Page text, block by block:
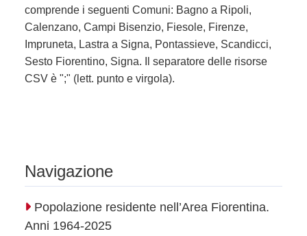
comprende i seguenti Comuni: Bagno a Ripoli,
Calenzano, Campi Bisenzio, Fiesole, Firenze,
Impruneta, Lastra a Signa, Pontassieve, Scandicci,
Sesto Fiorentino, Signa. Il separatore delle risorse
CSV è ";" (lett. punto e virgola).
Navigazione
Popolazione residente nell’Area Fiorentina.
Anni 1964-2025